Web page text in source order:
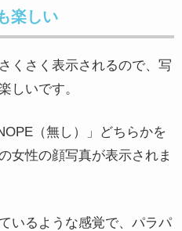
楽しい
くさく表示されるので、写
しいです。
（無し）」どちらかを
女性の顔写真が表示されま
いるような感覚で、パラパ